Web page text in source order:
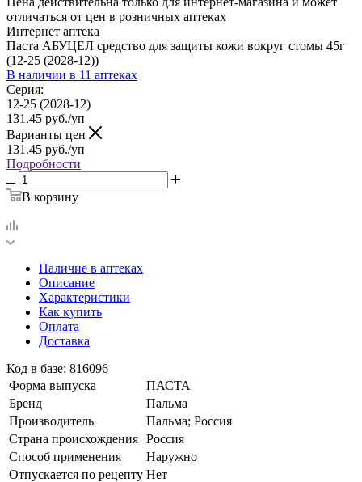
отличаться от цен в розничных аптеках
Интернет аптека
Паста АБУЦЕЛ средство для защиты кожи вокруг стомы 45г
(12-25 (2028-12))
В наличии в 11 аптеках
Серия:
12-25 (2028-12)
131.45 руб./уп
Варианты цен
131.45 руб./уп
Подробности
В корзину
Наличие в аптеках
Описание
Характеристики
Как купить
Оплата
Доставка
Код в базе: 816096
Форма выпуска
ПАСТА
Бренд
Пальма
Производитель
Пальма; Россия
Страна происхождения Россия
Способ применения
Наружно
Отпускается по рецепту Нет